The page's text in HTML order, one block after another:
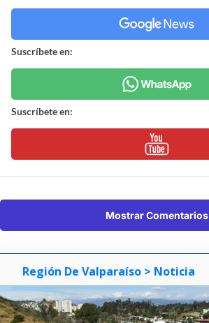
Revisa nuestra página de correcciones
Mostrar Comentarios